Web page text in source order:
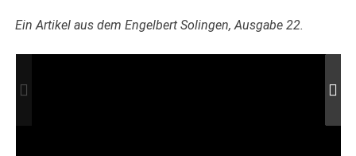
Ein Artikel aus dem Engelbert Solingen, Ausgabe 22.